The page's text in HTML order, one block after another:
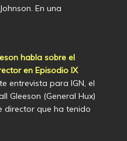
En una
habla sobre el
en Episodio IX
entrevista para IGN, el
Gleeson (General Hux)
director que ha tenido